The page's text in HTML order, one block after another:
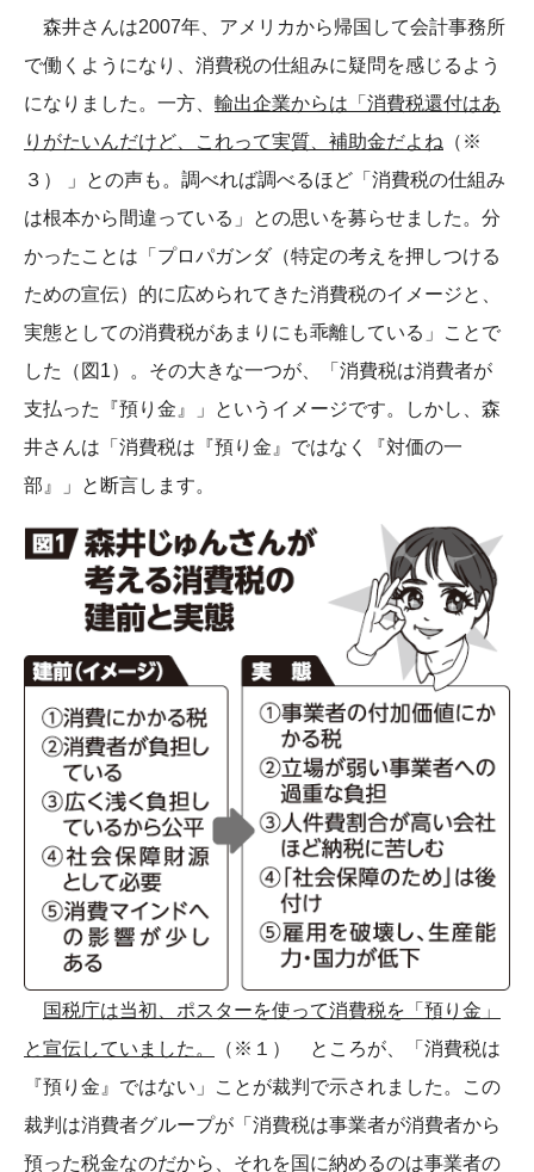
森井さんは2007年、アメリカから帰国して会計事務所
で働くようになり、消費税の仕組みに疑問を感じるよう
になりました。一方、 輸出企業からは「消費税還付はあ
りがたいんだけど、これって実質、補助金だよね （※
３） 」との声も。調べれば調べるほど「消費税の仕組み
は根本から間違っている」との思いを募らせました。分
かったことは「プロパガンダ（特定の考えを押しつける
ための宣伝）的に広められてきた消費税のイメージと、
実態としての消費税があまりにも乖離している」ことで
した（図1）。その大きな一つが、「消費税は消費者が
支払った『預り金』」というイメージです。しかし、森
井さんは「消費税は『預り金』ではなく『対価の一
部』」と断言します。
国税庁は当初、ポスターを使って消費税を「預り金」
と宣伝していました。
（※１） ところが、「消費税は
『預り金』ではない」ことが裁判で示されました。この
裁判は消費者グループが「消費税は事業者が消費者から
預った税金なのだから、それを国に納めるのは事業者の